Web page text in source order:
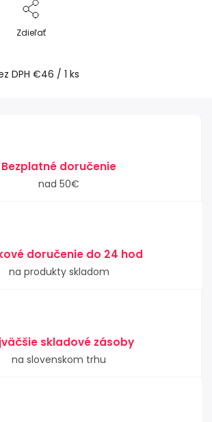
DPH €46 / 1 ks
Zdieľať
Bezplatné doručenie
nad 50€
doručenie do 24 hod
na produkty skladom
skladové zásoby
na slovenskom trhu